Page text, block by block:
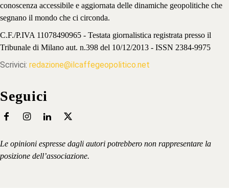
conoscenza accessibile e aggiornata delle dinamiche geopolitiche che
segnano il mondo che ci circonda.
C.F./P.IVA 11078490965 - Testata giornalistica registrata presso il
Tribunale di Milano aut. n.398 del 10/12/2013 - ISSN 2384-9975
Scrivici: redazione@ilcaffegeopolitico.net
Seguici
Le opinioni espresse dagli autori potrebbero non rappresentare la
posizione dell’associazione.